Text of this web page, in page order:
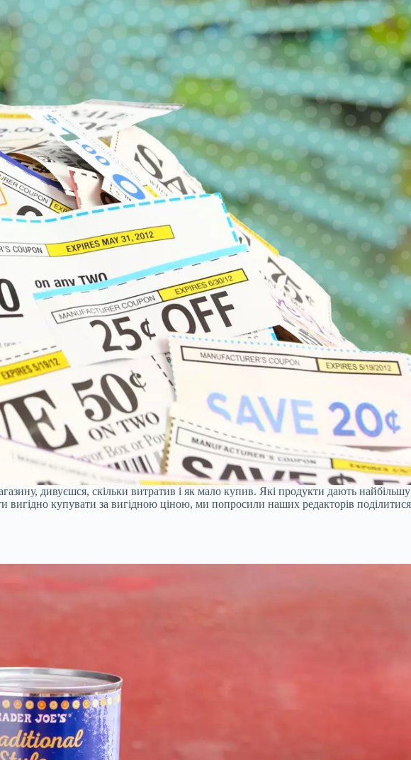
дивуєшся, скільки витратив і як мало купив. Які продукти дають найбільшу
вигідно купувати за вигідною ціною, ми попросили наших редакторів поділитися